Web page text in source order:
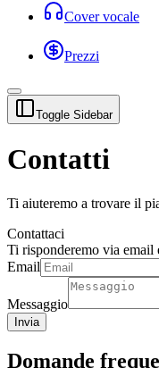
Cover vocale
Prezzi
Toggle Sidebar
Contatti
Ti aiuteremo a trovare il
Contattaci
Ti risponderemo via email
Email
Messaggio
Invia
Domande